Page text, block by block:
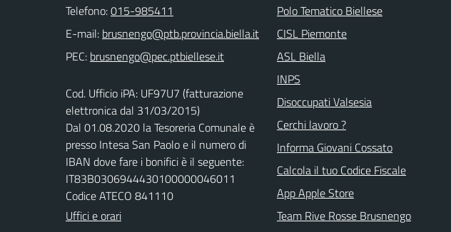
Telefono:015-985411
E-mail:
PEC:
Cod. Ufficio iPA: UF97U7 (fatturazione
elettronica dal 31/03/2015)
Dal 01.08.2020 la Tesoreria Comunale è
presso Intesa San Paolo e il numero di
IBAN dove fare i bonifici è il seguente:
IT83B0306944430100000046011
Codice ATECO 841110
Uffici e orari
Polo Tematico Biellese
CISL Piemonte
ASL Biella
INPS
Disoccupati Valsesia
Cerchi lavoro ?
Informa Giovani Cossato
Calcola il tuo Codice Fiscale
App Apple Store
Team Rive Rosse Brusnengo